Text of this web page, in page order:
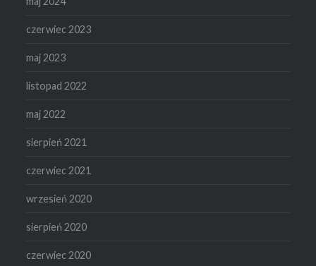
czerwiec 2023
maj 2023
listopad 2022
maj 2022
sierpień 2021
czerwiec 2021
wrzesień 2020
sierpień 2020
czerwiec 2020